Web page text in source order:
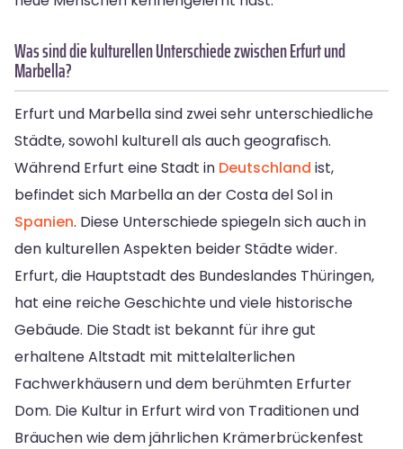
Was sind die kulturellen Unterschiede zwischen Erfurt und
Marbella?
Erfurt und Marbella sind zwei sehr unterschiedliche
Städte, sowohl kulturell als auch geografisch.
Während Erfurt eine Stadt in Deutschland ist,
befindet sich Marbella an der Costa del Sol in
Spanien. Diese Unterschiede spiegeln sich auch in
den kulturellen Aspekten beider Städte wider.
Erfurt, die Hauptstadt des Bundeslandes Thüringen,
hat eine reiche Geschichte und viele historische
Gebäude. Die Stadt ist bekannt für ihre gut
erhaltene Altstadt mit mittelalterlichen
Fachwerkhäusern und dem berühmten Erfurter
Dom. Die Kultur in Erfurt wird von Traditionen und
Bräuchen wie dem jährlichen Krämerbrückenfest